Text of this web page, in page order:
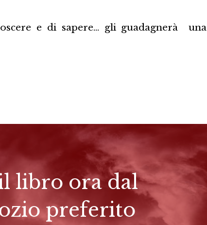
e di sapere… gli guadagnerà una
libro ora dal
preferito